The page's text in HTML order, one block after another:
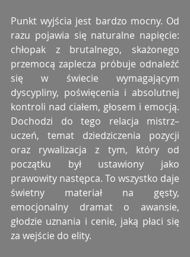
Punkt wyjścia jest bardzo mocny. Od
razu pojawia się naturalne napięcie:
chłopak z brutalnego, skażonego
przemocą zaplecza próbuje odnaleźć
się w świecie wymagającym
dyscypliny, poświęcenia i absolutnej
kontroli nad ciałem, głosem i emocją.
Dochodzi do tego relacja mistrz–
uczeń, temat dziedziczenia pozycji
oraz rywalizacja z tym, który od
początku był ustawiony jako
prawowity następca. To wszystko daje
świetny materiał na gęsty,
emocjonalny dramat o awansie,
głodzie uznania i cenie, jaką płaci się
za wejście do elity.